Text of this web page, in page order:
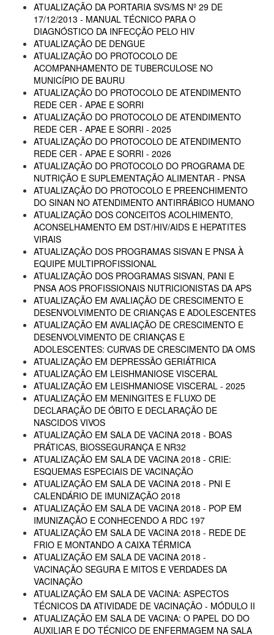
ATUALIZAÇÃO DA PORTARIA SVS/MS Nº 29 DE
17/12/2013 - MANUAL TÉCNICO PARA O
DIAGNÓSTICO DA INFECÇÃO PELO HIV
ATUALIZAÇÃO DE DENGUE
ATUALIZAÇÃO DO PROTOCOLO DE
ACOMPANHAMENTO DE TUBERCULOSE NO
MUNICÍPIO DE BAURU
ATUALIZAÇÃO DO PROTOCOLO DE ATENDIMENTO
REDE CER - APAE E SORRI
ATUALIZAÇÃO DO PROTOCOLO DE ATENDIMENTO
REDE CER - APAE E SORRI - 2025
ATUALIZAÇÃO DO PROTOCOLO DE ATENDIMENTO
REDE CER - APAE E SORRI - 2026
ATUALIZAÇÃO DO PROTOCOLO DO PROGRAMA DE
NUTRIÇÃO E SUPLEMENTAÇÃO ALIMENTAR - PNSA
ATUALIZAÇÃO DO PROTOCOLO E PREENCHIMENTO
DO SINAN NO ATENDIMENTO ANTIRRÁBICO HUMANO
ATUALIZAÇÃO DOS CONCEITOS ACOLHIMENTO,
ACONSELHAMENTO EM DST/HIV/AIDS E HEPATITES
VIRAIS
ATUALIZAÇÃO DOS PROGRAMAS SISVAN E PNSA À
EQUIPE MULTIPROFISSIONAL
ATUALIZAÇÃO DOS PROGRAMAS SISVAN, PANI E
PNSA AOS PROFISSIONAIS NUTRICIONISTAS DA APS
ATUALIZAÇÃO EM AVALIAÇÃO DE CRESCIMENTO E
DESENVOLVIMENTO DE CRIANÇAS E ADOLESCENTES
ATUALIZAÇÃO EM AVALIAÇÃO DE CRESCIMENTO E
DESENVOLVIMENTO DE CRIANÇAS E
ADOLESCENTES: CURVAS DE CRESCIMENTO DA OMS
ATUALIZAÇÃO EM DEPRESSÃO GERIÁTRICA
ATUALIZAÇÃO EM LEISHMANIOSE VISCERAL
ATUALIZAÇÃO EM LEISHMANIOSE VISCERAL - 2025
ATUALIZAÇÃO EM MENINGITES E FLUXO DE
DECLARAÇÃO DE ÓBITO E DECLARAÇÃO DE
NASCIDOS VIVOS
ATUALIZAÇÃO EM SALA DE VACINA 2018 - BOAS
PRÁTICAS, BIOSSEGURANÇA E NR32
ATUALIZAÇÃO EM SALA DE VACINA 2018 - CRIE:
ESQUEMAS ESPECIAIS DE VACINAÇÃO
ATUALIZAÇÃO EM SALA DE VACINA 2018 - PNI E
CALENDÁRIO DE IMUNIZAÇÃO 2018
ATUALIZAÇÃO EM SALA DE VACINA 2018 - POP EM
IMUNIZAÇÃO E CONHECENDO A RDC 197
ATUALIZAÇÃO EM SALA DE VACINA 2018 - REDE DE
FRIO E MONTANDO A CAIXA TÉRMICA
ATUALIZAÇÃO EM SALA DE VACINA 2018 -
VACINAÇÃO SEGURA E MITOS E VERDADES DA
VACINAÇÃO
ATUALIZAÇÃO EM SALA DE VACINA: ASPECTOS
TÉCNICOS DA ATIVIDADE DE VACINAÇÃO - MÓDULO II
ATUALIZAÇÃO EM SALA DE VACINA: O PAPEL DO DO
AUXILIAR E DO TÉCNICO DE ENFERMAGEM NA SALA